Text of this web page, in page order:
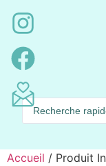
Accueil / Produit